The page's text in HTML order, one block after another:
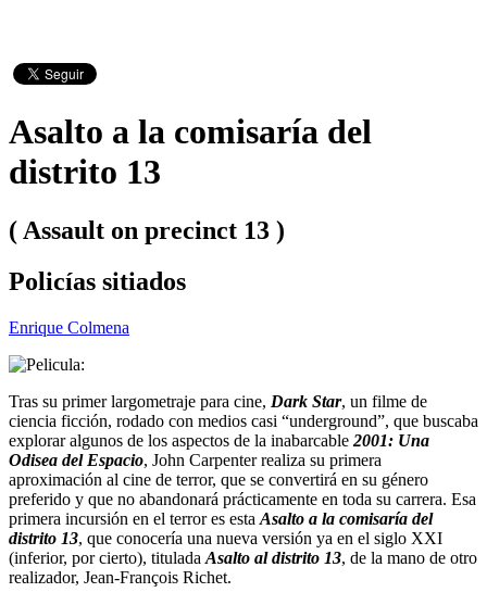
Asalto a la comisaría del
distrito 13
( Assault on precinct 13 )
Policías sitiados
Enrique Colmena
Tras su primer largometraje para cine, Dark Star, un filme de
ciencia ficción, rodado con medios casi “underground”, que buscaba
explorar algunos de los aspectos de la inabarcable 2001: Una
Odisea del Espacio, John Carpenter realiza su primera
aproximación al cine de terror, que se convertirá en su género
preferido y que no abandonará prácticamente en toda su carrera. Esa
primera incursión en el terror es esta Asalto a la comisaría del
distrito 13, que conocería una nueva versión ya en el siglo XXI
(inferior, por cierto), titulada Asalto al distrito 13, de la mano de otro
realizador, Jean-François Richet.